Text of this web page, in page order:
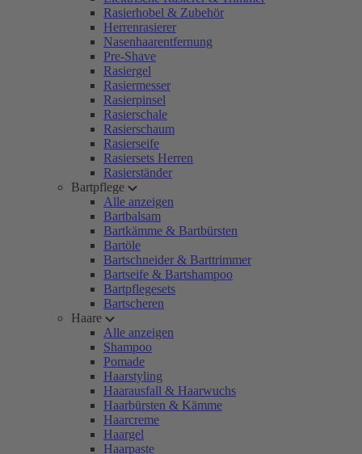
Rasierhobel & Zubehör
Herrenrasierer
Nasenhaarentfernung
Pre-Shave
Rasiergel
Rasiermesser
Rasierpinsel
Rasierschale
Rasierschaum
Rasierseife
Rasiersets Herren
Rasierständer
Bartpflege
Alle anzeigen
Bartbalsam
Bartkämme & Bartbürsten
Bartöle
Bartschneider & Barttrimmer
Bartseife & Bartshampoo
Bartpflegesets
Bartscheren
Haare
Alle anzeigen
Shampoo
Pomade
Haarstyling
Haarausfall & Haarwuchs
Haarbürsten & Kämme
Haarcreme
Haargel
Haarpaste